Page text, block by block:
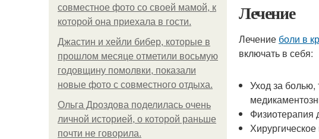
совместное фото со своей мамой, к
которой она приехала в гости.
Джастин и хейли бибер, которые в
прошлом месяце отметили восьмую
годовщину помолвки, показали
новые фото с совместного отдыха.
Ольга Дроздова поделилась очень
личной историей, о которой раньше
почти не говорила.
Лечение
Лечение боли в
включать в себя:
Уход за болью,
Физиотерапия